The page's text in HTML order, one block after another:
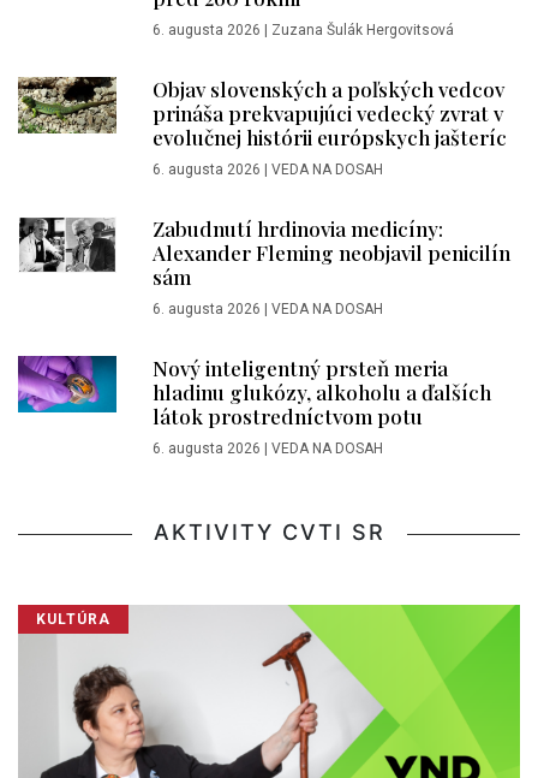
6. augusta 2026 Zuzana Šulák Hergovitsová
Objav slovenských a poľských vedcov
prináša prekvapujúci vedecký zvrat v
evolučnej histórii európskych jašteríc
6. augusta 2026 VEDA NA DOSAH
Zabudnutí hrdinovia medicíny:
Alexander Fleming neobjavil penicilín
sám
6. augusta 2026 VEDA NA DOSAH
Nový inteligentný prsteň meria
hladinu glukózy, alkoholu a ďalších
látok prostredníctvom potu
6. augusta 2026 VEDA NA DOSAH
AKTIVITY CVTI SR
KULTÚRA